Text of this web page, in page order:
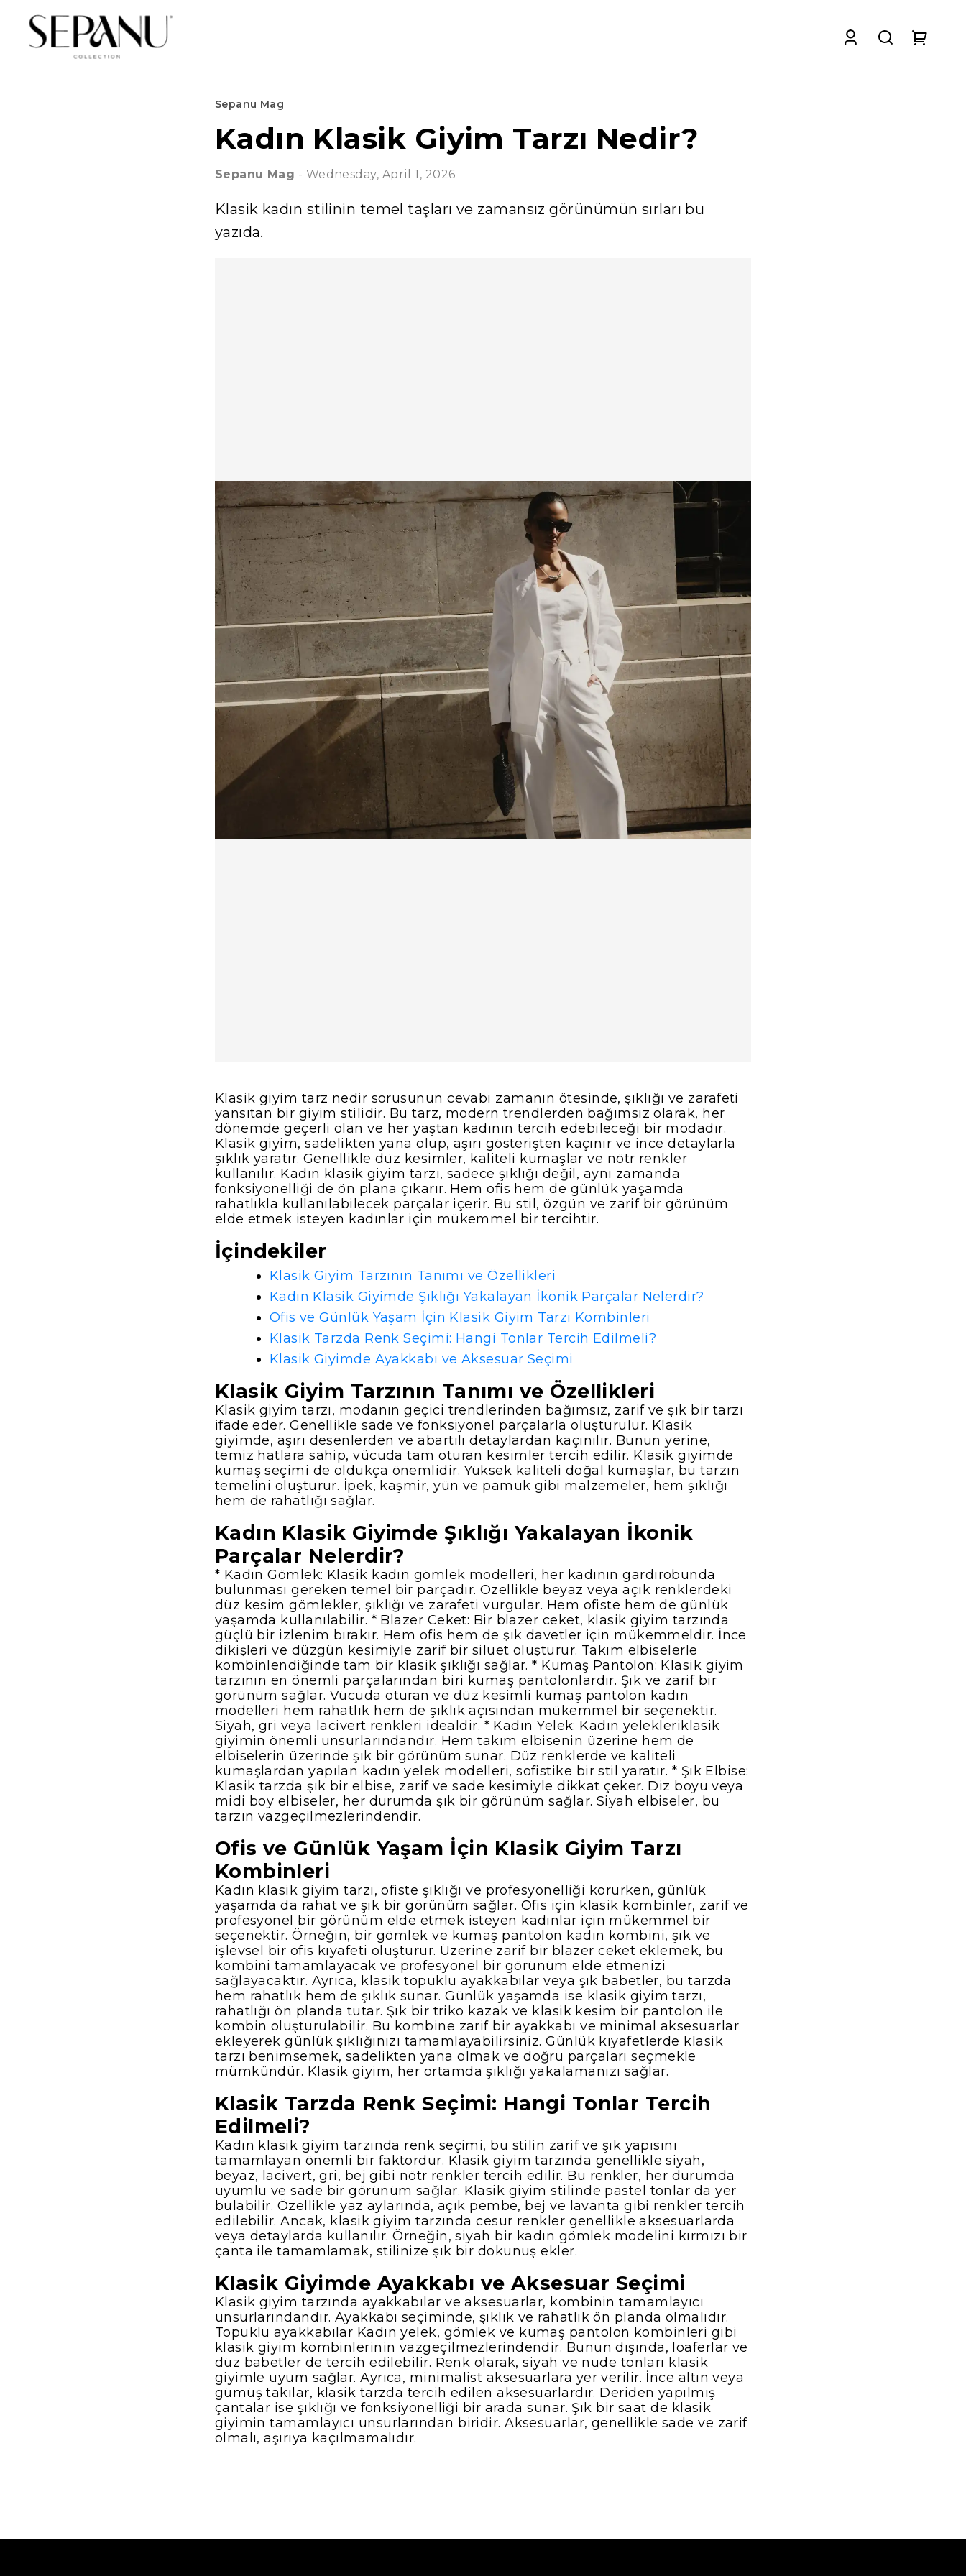
Sepanu Mag
Kadın Klasik Giyim Tarzı Nedir?
Sepanu Mag - Wednesday, April 1, 2026
Klasik kadın stilinin temel taşları ve zamansız görünümün sırları bu
yazıda.
Klasik giyim tarz nedir sorusunun cevabı zamanın ötesinde, şıklığı ve zarafeti
yansıtan bir giyim stilidir. Bu tarz, modern trendlerden bağımsız olarak, her
dönemde geçerli olan ve her yaştan kadının tercih edebileceği bir modadır.
Klasik giyim, sadelikten yana olup, aşırı gösterişten kaçınır ve ince detaylarla
şıklık yaratır. Genellikle düz kesimler, kaliteli kumaşlar ve nötr renkler
kullanılır. Kadın klasik giyim tarzı, sadece şıklığı değil, aynı zamanda
fonksiyonelliği de ön plana çıkarır. Hem ofis hem de günlük yaşamda
rahatlıkla kullanılabilecek parçalar içerir. Bu stil, özgün ve zarif bir görünüm
elde etmek isteyen kadınlar için mükemmel bir tercihtir.
İçindekiler
Klasik Giyim Tarzının Tanımı ve Özellikleri
Kadın Klasik Giyimde Şıklığı Yakalayan İkonik Parçalar Nelerdir?
Ofis ve Günlük Yaşam İçin Klasik Giyim Tarzı Kombinleri
Klasik Tarzda Renk Seçimi: Hangi Tonlar Tercih Edilmeli?
Klasik Giyimde Ayakkabı ve Aksesuar Seçimi
Klasik Giyim Tarzının Tanımı ve Özellikleri
Klasik giyim tarzı, modanın geçici trendlerinden bağımsız, zarif ve şık bir tarzı
ifade eder. Genellikle sade ve fonksiyonel parçalarla oluşturulur. Klasik
giyimde, aşırı desenlerden ve abartılı detaylardan kaçınılır. Bunun yerine,
temiz hatlara sahip, vücuda tam oturan kesimler tercih edilir. Klasik giyimde
kumaş seçimi de oldukça önemlidir. Yüksek kaliteli doğal kumaşlar, bu tarzın
temelini oluşturur. İpek, kaşmir, yün ve pamuk gibi malzemeler, hem şıklığı
hem de rahatlığı sağlar.
Kadın Klasik Giyimde Şıklığı Yakalayan İkonik
Parçalar Nelerdir?
* Kadın Gömlek: Klasik kadın gömlek modelleri, her kadının gardırobunda
bulunması gereken temel bir parçadır. Özellikle beyaz veya açık renklerdeki
düz kesim gömlekler, şıklığı ve zarafeti vurgular. Hem ofiste hem de günlük
yaşamda kullanılabilir. * Blazer Ceket: Bir blazer ceket, klasik giyim tarzında
güçlü bir izlenim bırakır. Hem ofis hem de şık davetler için mükemmeldir. İnce
dikişleri ve düzgün kesimiyle zarif bir siluet oluşturur. Takım elbiselerle
kombinlendiğinde tam bir klasik şıklığı sağlar. * Kumaş Pantolon: Klasik giyim
tarzının en önemli parçalarından biri kumaş pantolonlardır. Şık ve zarif bir
görünüm sağlar. Vücuda oturan ve düz kesimli kumaş pantolon kadın
modelleri hem rahatlık hem de şıklık açısından mükemmel bir seçenektir.
Siyah, gri veya lacivert renkleri idealdir. * Kadın Yelek: Kadın yelekleriklasik
giyimin önemli unsurlarındandır. Hem takım elbisenin üzerine hem de
elbiselerin üzerinde şık bir görünüm sunar. Düz renklerde ve kaliteli
kumaşlardan yapılan kadın yelek modelleri, sofistike bir stil yaratır. * Şık Elbise:
Klasik tarzda şık bir elbise, zarif ve sade kesimiyle dikkat çeker. Diz boyu veya
midi boy elbiseler, her durumda şık bir görünüm sağlar. Siyah elbiseler, bu
tarzın vazgeçilmezlerindendir.
Ofis ve Günlük Yaşam İçin Klasik Giyim Tarzı
Kombinleri
Kadın klasik giyim tarzı, ofiste şıklığı ve profesyonelliği korurken, günlük
yaşamda da rahat ve şık bir görünüm sağlar. Ofis için klasik kombinler, zarif ve
profesyonel bir görünüm elde etmek isteyen kadınlar için mükemmel bir
seçenektir. Örneğin, bir gömlek ve kumaş pantolon kadın kombini, şık ve
işlevsel bir ofis kıyafeti oluşturur. Üzerine zarif bir blazer ceket eklemek, bu
kombini tamamlayacak ve profesyonel bir görünüm elde etmenizi
sağlayacaktır. Ayrıca, klasik topuklu ayakkabılar veya şık babetler, bu tarzda
hem rahatlık hem de şıklık sunar. Günlük yaşamda ise klasik giyim tarzı,
rahatlığı ön planda tutar. Şık bir triko kazak ve klasik kesim bir pantolon ile
kombin oluşturulabilir. Bu kombine zarif bir ayakkabı ve minimal aksesuarlar
ekleyerek günlük şıklığınızı tamamlayabilirsiniz. Günlük kıyafetlerde klasik
tarzı benimsemek, sadelikten yana olmak ve doğru parçaları seçmekle
mümkündür. Klasik giyim, her ortamda şıklığı yakalamanızı sağlar.
Klasik Tarzda Renk Seçimi: Hangi Tonlar Tercih
Edilmeli?
Kadın klasik giyim tarzında renk seçimi, bu stilin zarif ve şık yapısını
tamamlayan önemli bir faktördür. Klasik giyim tarzında genellikle siyah,
beyaz, lacivert, gri, bej gibi nötr renkler tercih edilir. Bu renkler, her durumda
uyumlu ve sade bir görünüm sağlar. Klasik giyim stilinde pastel tonlar da yer
bulabilir. Özellikle yaz aylarında, açık pembe, bej ve lavanta gibi renkler tercih
edilebilir. Ancak, klasik giyim tarzında cesur renkler genellikle aksesuarlarda
veya detaylarda kullanılır. Örneğin, siyah bir kadın gömlek modelini kırmızı bir
çanta ile tamamlamak, stilinize şık bir dokunuş ekler.
Klasik Giyimde Ayakkabı ve Aksesuar Seçimi
Klasik giyim tarzında ayakkabılar ve aksesuarlar, kombinin tamamlayıcı
unsurlarındandır. Ayakkabı seçiminde, şıklık ve rahatlık ön planda olmalıdır.
Topuklu ayakkabılar Kadın yelek, gömlek ve kumaş pantolon kombinleri gibi
klasik giyim kombinlerinin vazgeçilmezlerindendir. Bunun dışında, loaferlar ve
düz babetler de tercih edilebilir. Renk olarak, siyah ve nude tonları klasik
giyimle uyum sağlar. Ayrıca, minimalist aksesuarlara yer verilir. İnce altın veya
gümüş takılar, klasik tarzda tercih edilen aksesuarlardır. Deriden yapılmış
çantalar ise şıklığı ve fonksiyonelliği bir arada sunar. Şık bir saat de klasik
giyimin tamamlayıcı unsurlarından biridir. Aksesuarlar, genellikle sade ve zarif
olmalı, aşırıya kaçılmamalıdır.